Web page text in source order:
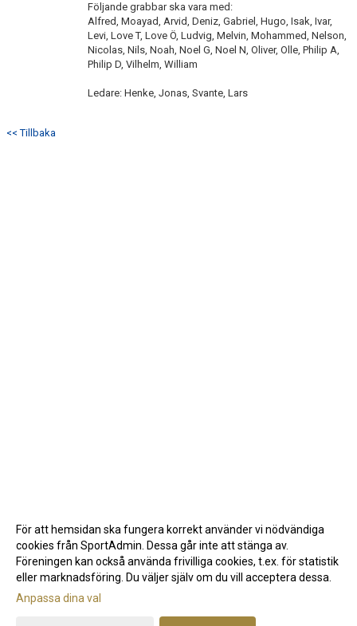
Följande grabbar ska vara med:
Alfred, Moayad, Arvid, Deniz, Gabriel, Hugo, Isak, Ivar,
Levi, Love T, Love Ö, Ludvig, Melvin, Mohammed, Nelson,
Nicolas, Nils, Noah, Noel G, Noel N, Oliver, Olle, Philip A,
Philip D, Vilhelm, William
Ledare: Henke, Jonas, Svante, Lars
<< Tillbaka
Gå till Webbversion
För att hemsidan ska fungera korrekt använder vi nödvändiga
cookies från SportAdmin. Dessa går inte att stänga av.
Föreningen kan också använda frivilliga cookies, t.ex. för statistik
eller marknadsföring. Du väljer själv om du vill acceptera dessa.
Anpassa dina val